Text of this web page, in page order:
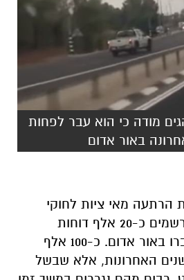
מודה כי הוא עבר לפחות
באור אדום
הרתעה מאי ציות לחוקי
התנועה. בכל שנה נרשמים כ-20 אלף דוחות
בממוצע לנהגים שעברו באור אדום. כ-100 אלף
נרשמו ב-5 השנים האחרונות, אלא שבשל